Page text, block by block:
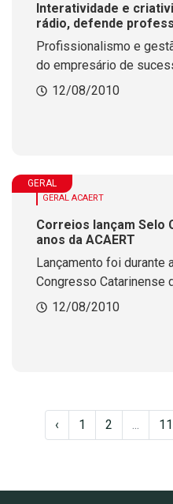
Interatividade e
rádio, defende
Congresso da ACAERT
Profissionalismo e
do empresário de
agronegócio, educação,
12/08/2010
GERAL
GERAL ACAERT
Correios lançam Selo
anos da ACAERT
Lançamento foi durante
Congresso Catarinense
12/08/2010
‹ 1 2 ... 11